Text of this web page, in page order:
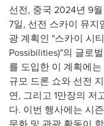
선전, 중국 2024년 9
7일, 선전 스카이 뮤지
광 계획인 "스카이 시
Possibilities)"의 글로
를 도입한 이 계획에
규모 드론 쇼와 선전
연, 그리고 1만장의 저
다. 이번 행사에는 시